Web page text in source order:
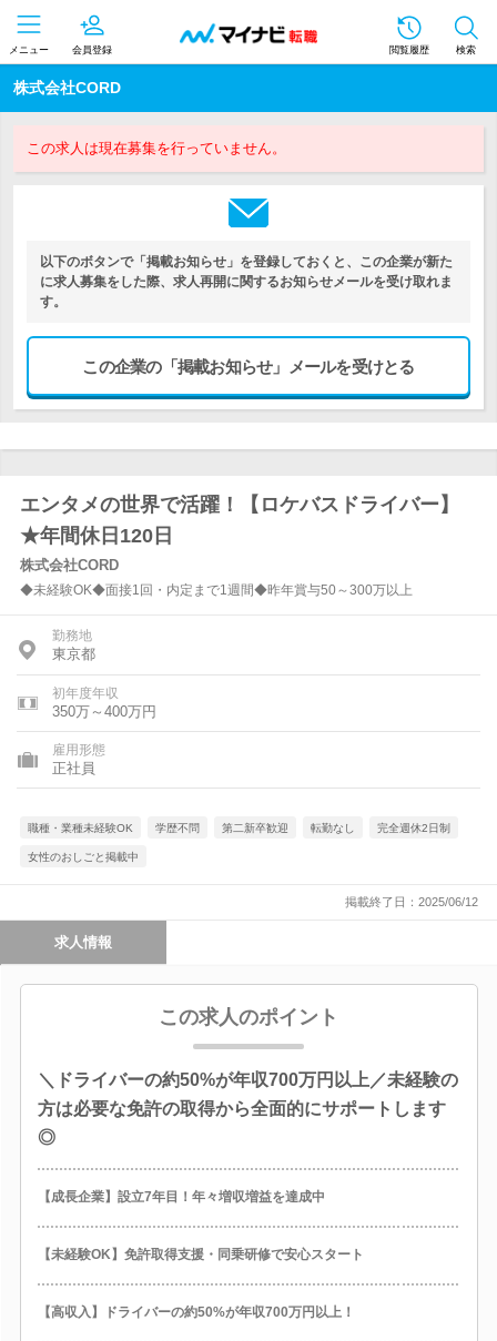
メニュー 会員登録 閲覧履歴 検索
株式会社CORD
この求人は現在募集を行っていません。
以下のボタンで「掲載お知らせ」を登録しておくと、この企業が新た
に求人募集をした際、求人再開に関するお知らせメールを受け取れま
す。
この企業の「掲載お知らせ」メールを受けとる
エンタメの世界で活躍！【ロケバスドライバー】
★年間休日120日
株式会社CORD
◆未経験OK◆面接1回・内定まで1週間◆昨年賞与50～300万以上
勤務地
東京都
初年度年収
350万～400万円
雇用形態
正社員
職種・業種未経験OK 学歴不問 第二新卒歓迎 転勤なし 完全週休2日制
女性のおしごと掲載中
掲載終了日：2025/06/12
求人情報
この求人のポイント
＼ドライバーの約50%が年収700万円以上／未経験の
方は必要な免許の取得から全面的にサポートします
◎
【成長企業】設立7年目！年々増収増益を達成中
【未経験OK】免許取得支援・同乗研修で安心スタート
【高収入】ドライバーの約50%が年収700万円以上！